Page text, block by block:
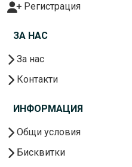
Регистрация
ЗА НАС
За нас
Контакти
ИНФОРМАЦИЯ
Общи условия
Бисквитки